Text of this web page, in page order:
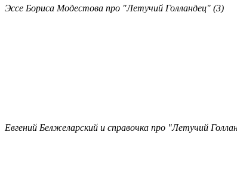
Эссе Бориса Модестова про "Летучий Голландец" (3)
Евгений Белжеларский и справочка про "Летучий